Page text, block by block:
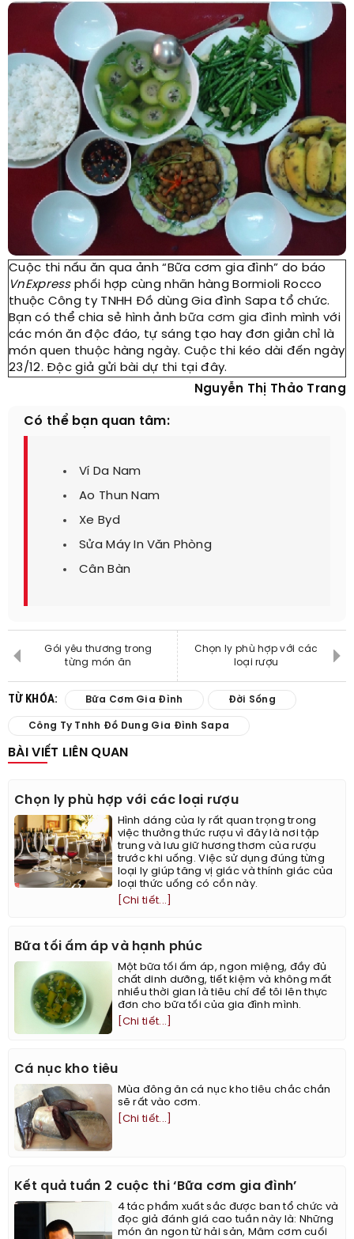
Cuộc thi nấu ăn qua ảnh “Bữa cơm gia đình” do báo
VnExpressphối hợp cùng nhãn hàng Bormioli Rocco
thuộc Công ty TNHH Đồ dùng Gia đình Sapa tổ chức.
Bạn có thể chia sẻ hình ảnhbữa cơm gia đình mình với
các món ăn độc đáo, tự sáng tạo hay đơn giản chỉ là
món quen thuộc hàng ngày. Cuộc thi kéo dài đến ngày
23/12. Độc giả gửi bài dự thi tại đây.
Nguyễn Thị Thảo Trang
Có thể bạn quan tâm:
Ví Da Nam
Ao Thun Nam
Xe Byd
Sửa Máy In Văn Phòng
Cân Bàn
Gói yêu thương trong
từng món ăn
Chọn ly phù hợp với các
loại rượu
TỪ KHÓA: Bữa Cơm Gia Đình Đời Sống
Công Ty Tnhh Đồ Dung Gia Đình Sapa
BÀI VIẾT LIÊN QUAN
Chọn ly phù hợp với các loại rượu
Hình dáng của ly rất quan trọng trong
việc thưởng thức rượu vì đây là nơi tập
trung và lưu giữ hương thơm của rượu
trước khi uống. Việc sử dụng đúng từng
loại ly giúp tăng vị giác và thính giác của
loại thức uống có cồn này.
[Chi tiết...]
Bữa tối ấm áp và hạnh phúc
Một bữa tối ấm áp, ngon miệng, đầy đủ
chất dinh dưỡng, tiết kiệm và không mất
nhiều thời gian là tiêu chí để tôi lên thực
đơn cho bữa tối của gia đình mình.
[Chi tiết...]
Cá nục kho tiêu
Mùa đông ăn cá nục kho tiêu chắc chắn
sẽ rất vào cơm.
[Chi tiết...]
Kết quả tuần 2 cuộc thi ‘Bữa cơm gia đình’
4 tác phẩm xuất sắc được ban tổ chức và
đọc giả đánh giá cao tuần này là: Những
món ăn ngon từ hải sản, Mâm cơm cuối